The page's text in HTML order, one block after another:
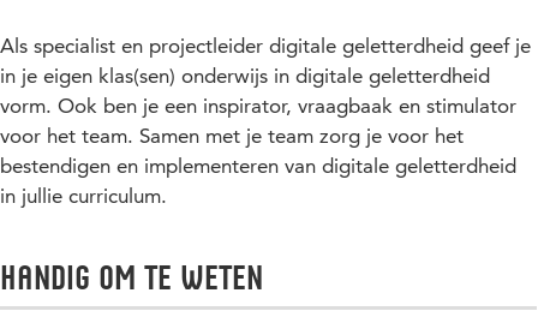
Als specialist en projectleider digitale geletterdheid geef je
in je eigen klas(sen) onderwijs in digitale geletterdheid
vorm. Ook ben je een inspirator, vraagbaak en stimulator
voor het team. Samen met je team zorg je voor het
bestendigen en implementeren van digitale geletterdheid
in jullie curriculum.
Handig om te weten